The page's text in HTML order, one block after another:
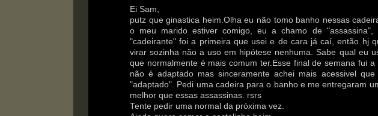
Ei Sam,
putz que ginastica heim.Olha eu não tomo banho nessas
o meu marido estiver comigo, eu a chamo de
"cadeirante" foi a primeira que usei e de cara já caí, então hj
virar sozinha não a uso em hipótese nenhuma. Sabe qual eu
que normalmente é mais comum ter.Esse final de semana fui
não é adaptado mas sinceramente achei mais acessivel
"adaptado". Pedi uma cadeira para o banho e me entregaram
melhor que essas assassinas. rsrs
Tente pedir uma normal da próxima vez.